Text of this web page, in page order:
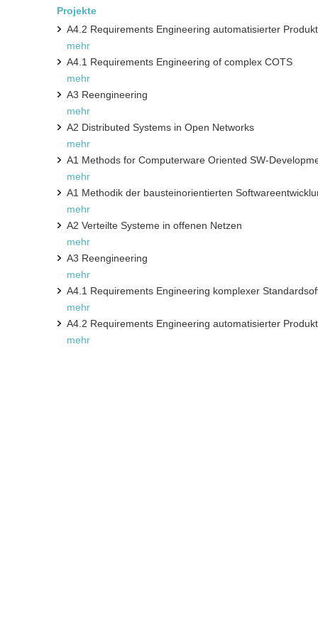
Projekte
A4.2 Requirements Engineering automatisierter
mehr
A4.1 Requirements Engineering of complex COTS
mehr
A3 Reengineering
mehr
A2 Distributed Systems in Open Networks
mehr
A1 Methods for Computerware Oriented SW-
mehr
A1 Methodik der bausteinorientierten
mehr
A2 Verteilte Systeme in offenen Netzen
mehr
A3 Reengineering
mehr
A4.1 Requirements Engineering komplexer
mehr
A4.2 Requirements Engineering automatisierter
mehr